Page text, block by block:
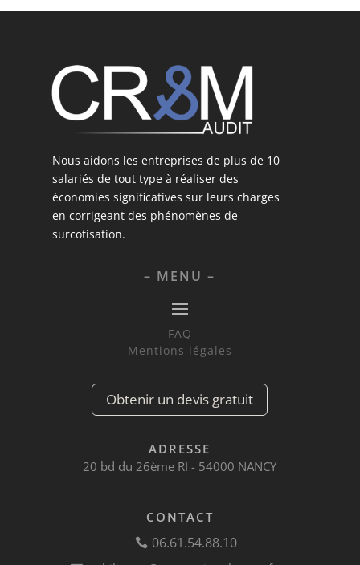
Nous aidons les entreprises de plus de 10
salariés de tout type à réaliser des
économies significatives sur leurs charges
en corrigeant des phénomènes de
surcotisation.
– MENU –
FAQ
Mentions légales
Obtenir un devis gratuit
ADRESSE
20 bd du 26ème RI - 54000 NANCY
CONTACT
06.61.54.88.10